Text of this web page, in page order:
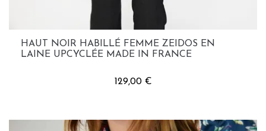
HAUT NOIR HABILLÉ FEMME ZEIDOS EN
LAINE UPCYCLÉE MADE IN FRANCE
129,00 €